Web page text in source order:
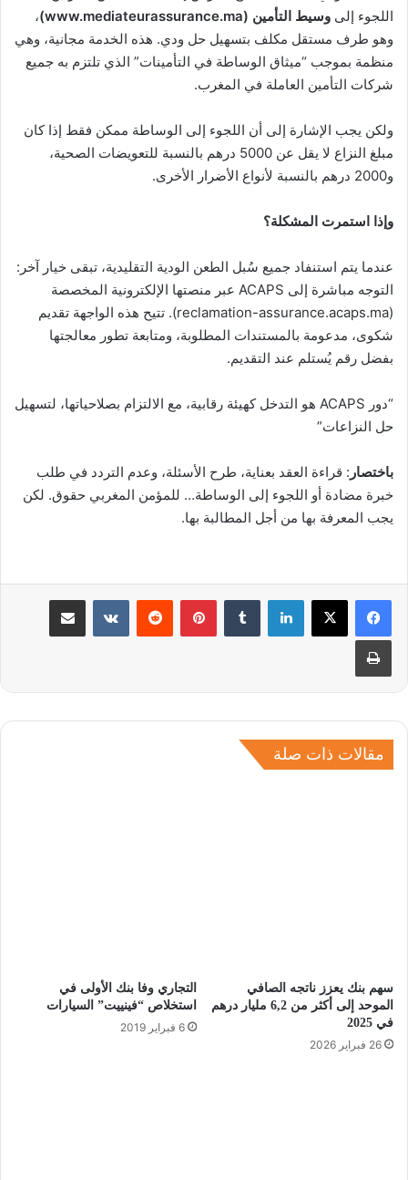
اللجوء إلى وسيط التأمين (www.mediateurassurance.ma)
،
وهو طرف مستقل مكلف بتسهيل حل ودي. هذه الخدمة مجانية، وهي
منظمة بموجب “ميثاق الوساطة في التأمينات” الذي تلتزم به جميع
شركات التأمين العاملة في المغرب.
ولكن يجب الإشارة إلى أن اللجوء إلى الوساطة ممكن فقط إذا كان
مبلغ النزاع لا يقل عن 5000 درهم بالنسبة للتعويضات الصحية،
و2000 درهم بالنسبة لأنواع الأضرار الأخرى.
وإذا استمرت المشكلة؟
عندما يتم استنفاد جميع سُبل الطعن الودية التقليدية، تبقى خيار آخر:
التوجه مباشرة إلى ACAPS عبر منصتها الإلكترونية المخصصة
(reclamation-assurance.acaps.ma). تتيح هذه الواجهة تقديم
شكوى، مدعومة بالمستندات المطلوبة، ومتابعة تطور معالجتها
بفضل رقم يُستلم عند التقديم.
“دور ACAPS هو التدخل كهيئة رقابية، مع الالتزام بصلاحياتها، لتسهيل
حل النزاعات”
باختصار : قراءة العقد بعناية، طرح الأسئلة، وعدم التردد في طلب
خبرة مضادة أو اللجوء إلى الوساطة… للمؤمن المغربي حقوق. لكن
يجب المعرفة بها من أجل المطالبة بها.
لينكدإن بينتيريست مشاركة عبر البريد
طباعة
مقالات ذات صلة
سهم بنك يعزز ناتجه الصافي
الموحد إلى أكثر من 6,2 مليار درهم
في 2025
26 فبراير 2026
التجاري وفا بنك الأولى في
استخلاص “فينييت” السيارات
6 فبراير 2019